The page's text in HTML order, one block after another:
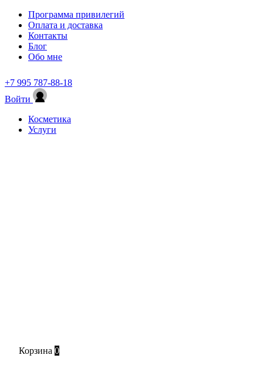
Программа привилегий
Оплата и доставка
Контакты
Блог
Обо мне
+7 995 787-88-18
Войти
Косметика
Услуги
Корзина 0